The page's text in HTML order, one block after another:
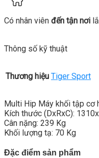
Có nhân viên đến tận nơi
Thông số kỹ thuật
Thương hiệu Tiger Sport
Multi Hip Máy khối tập cơ
Kích thước (DxRxC):
Cân nặng: 239 Kg
Khối lượng tạ: 70 Kg
Đặc điểm sản phẩm